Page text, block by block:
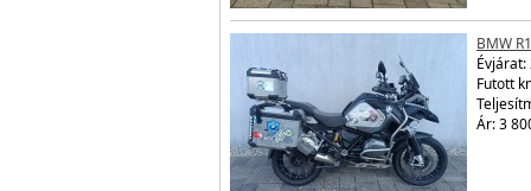
BMW
Évjárat:
Futott
Ár: 3